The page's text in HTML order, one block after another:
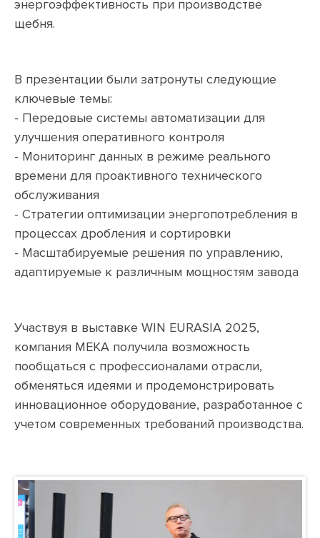
энергоэффективность при производстве
щебня.
В презентации были затронуты следующие
ключевые темы:
- Передовые системы автоматизации для
улучшения оперативного контроля
- Мониторинг данных в режиме реального
времени для проактивного технического
обслуживания
- Стратегии оптимизации энергопотребления в
процессах дробления и сортировки
- Масштабируемые решения по управлению,
адаптируемые к различным мощностям завода
Участвуя в выставке WIN EURASIA 2025,
компания MEKA получила возможность
пообщаться с профессионалами отрасли,
обменяться идеями и продемонстрировать
инновационное оборудование, разработанное с
учетом современных требований производства.